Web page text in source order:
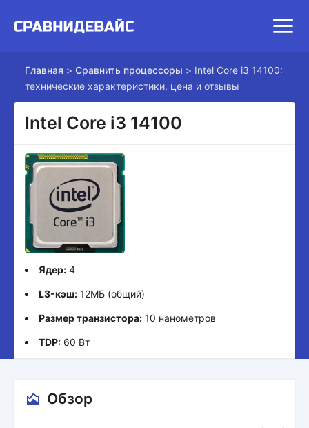
Главная > Сравнить процессоры > Intel Core i3 14100:
технические характеристики, цена и отзывы
Intel Core i3 14100
Ядер: 4
L3-кэш: 12МБ (общий)
Размер транзистора: 10 нанометров
TDP: 60 Вт
Обзор